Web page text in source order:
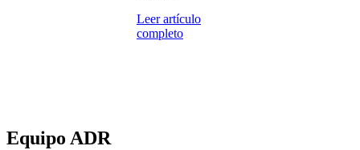
Leer artículo
completo
Equipo ADR